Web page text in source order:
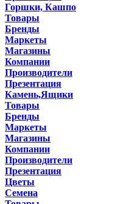
Горшки, Кашпо
Товары
Бренды
Маркеты
Магазины
Компании
Производители
Презентация
Камень,Ящики
Товары
Бренды
Маркеты
Магазины
Компании
Производители
Презентация
Цветы
Семена